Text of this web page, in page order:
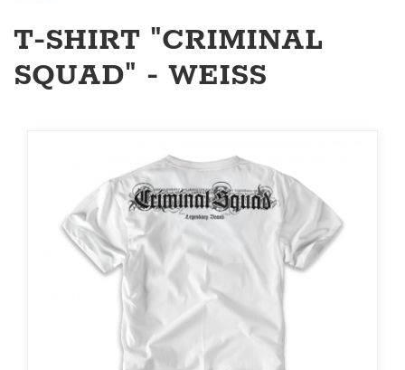
T-SHIRT "CRIMINAL
SQUAD" - WEISS